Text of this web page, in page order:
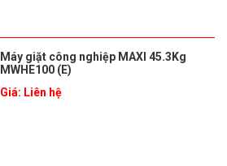
Máy giặt công nghiệp MAXI 45.3Kg
MWHE100 (E)
Giá: Liên hệ